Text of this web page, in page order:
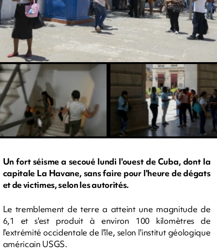
Un fort séisme a secoué lundi l'ouest de Cuba, dont la
capitale La Havane, sans faire pour l'heure de dégats
et de victimes, selon les autorités.
Le tremblement de terre a atteint une magnitude de
6,1 et s'est produit à environ 100 kilomètres de
l'extrémité occidentale de l'île, selon l'institut géologique
américain USGS.